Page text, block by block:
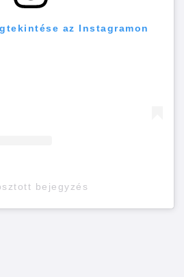
az Instagramon
bejegyzés